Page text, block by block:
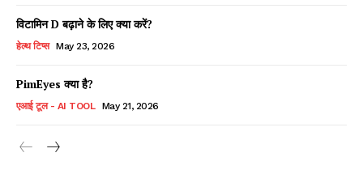
विटामिन D बढ़ाने के लिए क्या करें?
हेल्थ टिप्स May 23, 2026
PimEyes क्या है?
एआई टूल - AI TOOL May 21, 2026